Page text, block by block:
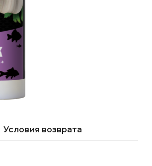
Условия возврата